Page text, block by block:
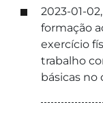
2023-01-
formação
exercício
trabalho
básicas no